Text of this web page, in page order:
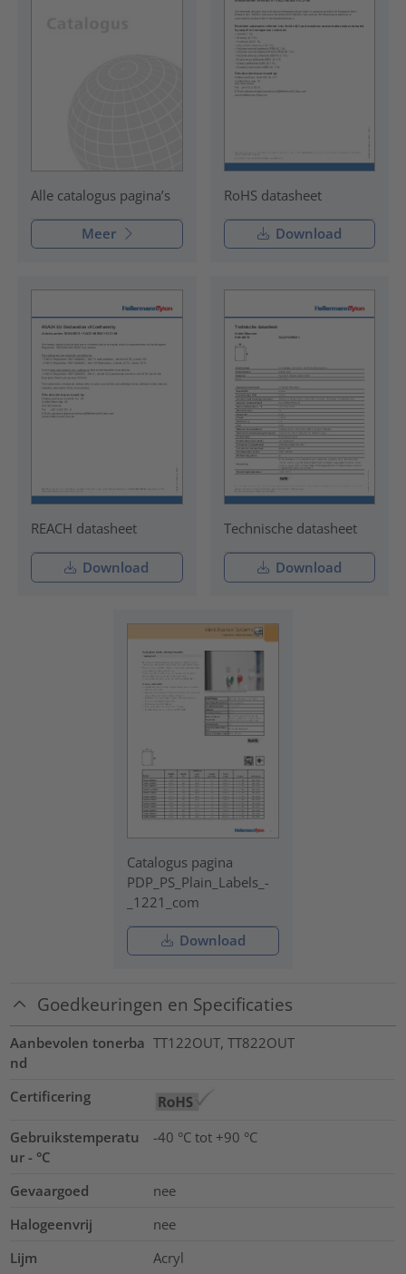
Alle catalogus pagina’s
Meer
RoHS datasheet
Download
REACH datasheet
Download
Technische datasheet
Download
Catalogus pagina
PDP_PS_Plain_Labels_-
_1221_com
Download
Goedkeuringen en Specificaties
Aanbevolen tonerba
nd
TT122OUT, TT822OUT
Certificering
Gebruikstemperatu
ur - °C
-40 °C tot +90 °C
Gevaargoed
nee
Halogeenvrij
nee
Lijm
Acryl